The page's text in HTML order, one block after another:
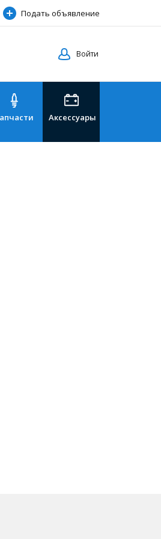
Подать объявление
Войти
Аксессуары